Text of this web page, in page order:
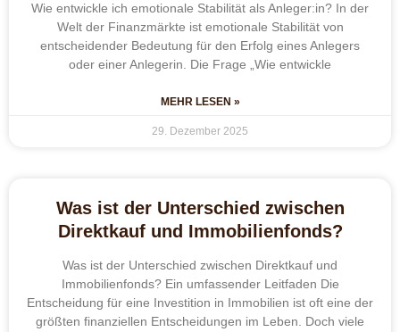
Wie entwickle ich emotionale Stabilität als Anleger:in? In der
Welt der Finanzmärkte ist emotionale Stabilität von
entscheidender Bedeutung für den Erfolg eines Anlegers
oder einer Anlegerin. Die Frage „Wie entwickle
MEHR LESEN »
29. Dezember 2025
Was ist der Unterschied zwischen
Direktkauf und Immobilienfonds?
Was ist der Unterschied zwischen Direktkauf und
Immobilienfonds? Ein umfassender Leitfaden Die
Entscheidung für eine Investition in Immobilien ist oft eine der
größten finanziellen Entscheidungen im Leben. Doch viele